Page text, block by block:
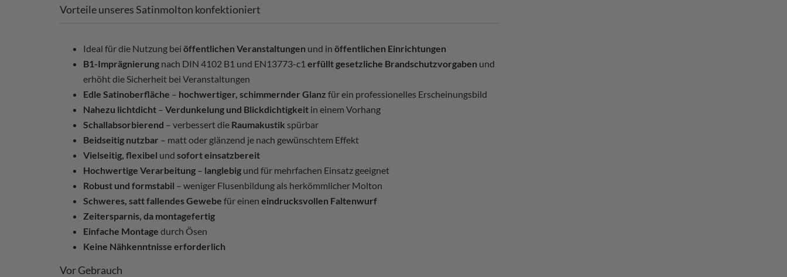
Vorteile unseres Satinmolton konfektioniert
Ideal für die Nutzung bei öffentlichen Veranstaltungen und in öffentlichen Einrichtungen
B1-Imprägnierung nach DIN 4102 B1 und EN13773-c1 erfüllt gesetzliche Brandschutzvorgaben und
erhöht die Sicherheit bei Veranstaltungen
Edle Satinoberfläche – hochwertiger, schimmernder Glanz für ein professionelles Erscheinungsbild
Nahezu lichtdicht – Verdunkelung und Blickdichtigkeit in einem Vorhang
Schallabsorbierend – verbessert die Raumakustik spürbar
Beidseitig nutzbar – matt oder glänzend je nach gewünschtem Effekt
Vielseitig, flexibel und sofort einsatzbereit
Hochwertige Verarbeitung – langlebig und für mehrfachen Einsatz geeignet
Robust und formstabil – weniger Flusenbildung als herkömmlicher Molton
Schweres, satt fallendes Gewebe für einen eindrucksvollen Faltenwurf
Zeitersparnis, da montagefertig
Einfache Montage durch Ösen
Keine Nähkenntnisse erforderlich
Vor Gebrauch